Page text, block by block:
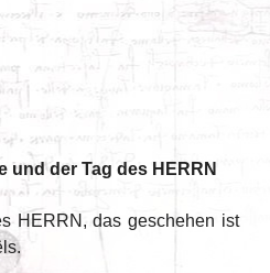
und der Tag des HERRN
HERRN, das geschehen ist